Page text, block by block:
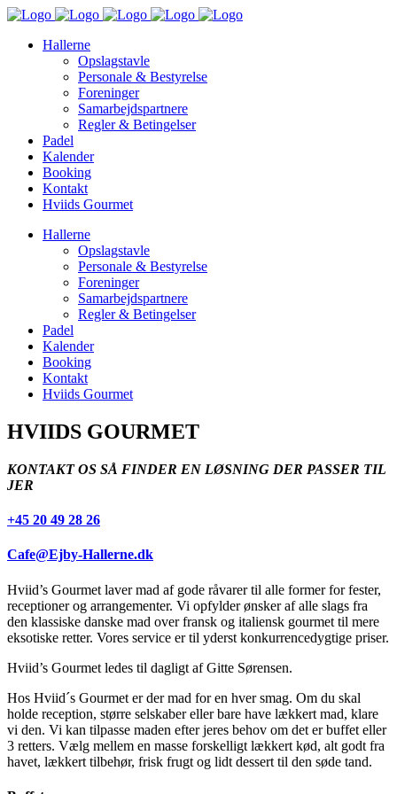
Hallerne
Opslagstavle
Personale & Bestyrelse
Foreninger
Samarbejdspartnere
Regler & Betingelser
Padel
Kalender
Booking
Kontakt
Hviids Gourmet
Hallerne
Opslagstavle
Personale & Bestyrelse
Foreninger
Samarbejdspartnere
Regler & Betingelser
Padel
Kalender
Booking
Kontakt
Hviids Gourmet
HVIIDS GOURMET
KONTAKT OS SÅ FINDER EN LØSNING DER PASSER TIL
JER
+45 20 49 28 26
Cafe@Ejby-Hallerne.dk
Hviid’s Gourmet laver mad af gode råvarer til alle former for fester,
receptioner og arrangementer. Vi opfylder ønsker af alle slags fra
den klassiske danske mad over fransk og italiensk gourmet til mere
eksotiske retter. Vores service er til yderst konkurrencedygtige priser.
Hviid’s Gourmet ledes til dagligt af Gitte Sørensen.
Hos Hviid´s Gourmet er der mad for en hver smag. Om du skal
holde reception, større selskaber eller bare have lækkert mad, klare
vi den. Vi kan tilpasse maden efter jeres behov om det er buffet eller
3 retters. Vælg mellem en masse forskelligt lækkert kød, alt godt fra
havet, lækkert tilbehør, frisk frugt og lidt dessert til den søde tand.